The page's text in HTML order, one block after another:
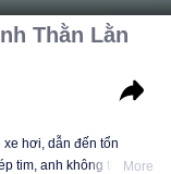
Thằn Lằn
xe hơi, dẫn đến tổn
tim, anh không thể tập
More